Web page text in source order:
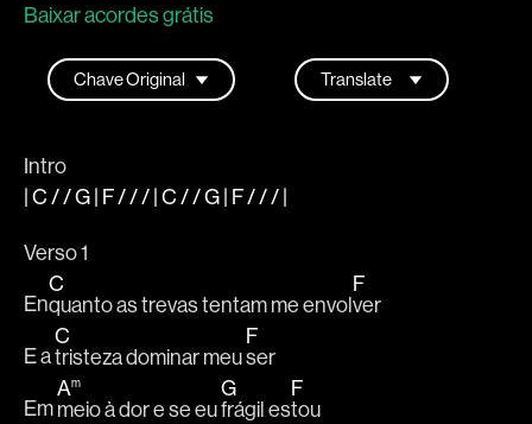
Baixar acordes grátis
Intro
|C/ /G| F/ / / |C/ /G| F/ / /|
Verso 1
En
C
quanto as trevas tentam me envol
F
ver
E a
C
tristeza dominar meu
F
ser
Em
Am
meio à dor e se eu
G
frágil es
F
tou